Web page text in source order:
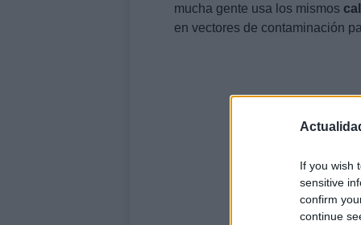
If you wish
sensitive
confirm
continue
mucha gente usa los mismos
en vectores de contaminación